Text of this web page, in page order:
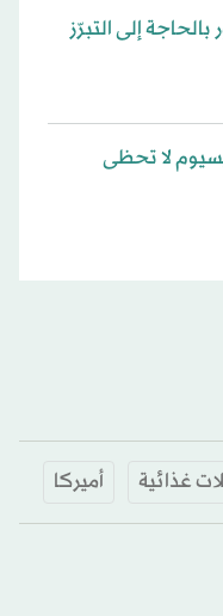
بالحاجة إلى التبرّز
لا تحظى
غذائية أميركا